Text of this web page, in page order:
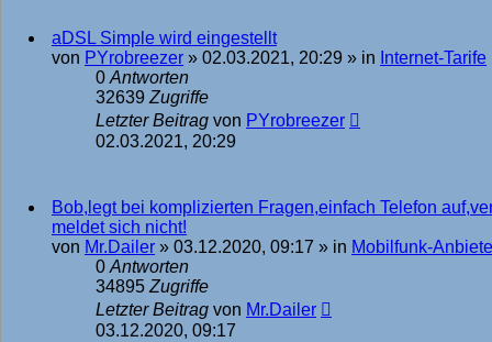
aDSL Simple wird eingestellt
von PYrobreezer » 02.03.2021, 20:29 » in Internet-Tarife
0Antworten
32639Zugriffe
Letzter Beitrag von PYrobreezer
02.03.2021, 20:29
Bob,legt bei komplizierten Fragen,einfach Telefon
meldet sich nicht!
von Mr.Dailer » 03.12.2020, 09:17 » in Mobilfunk-
0Antworten
34895Zugriffe
Letzter Beitrag von Mr.Dailer
03.12.2020, 09:17